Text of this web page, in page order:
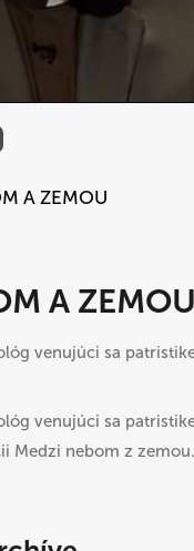
A ZEMOU
A
venujúci sa
venujúci sa
Medzi nebom z zemou.